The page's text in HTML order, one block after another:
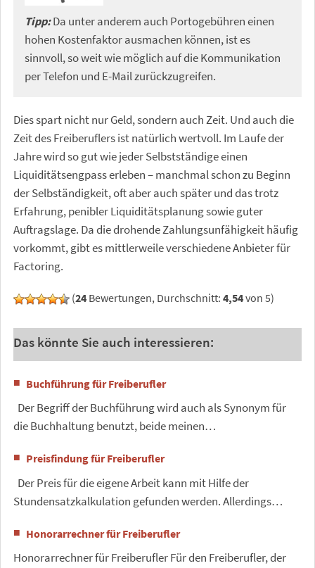
Tipp:Da unter anderem auch Portogebühren einen
hohen Kostenfaktor ausmachen können, ist es
sinnvoll, so weit wie möglich auf die Kommunikation
per Telefon und E-Mail zurückzugreifen.
Dies spart nicht nur Geld, sondern auch Zeit. Und auch die
Zeit des Freiberuflers ist natürlich wertvoll. Im Laufe der
Jahre wird so gut wie jeder Selbstständige einen
Liquiditätsengpass erleben – manchmal schon zu Beginn
der Selbständigkeit, oft aber auch später und das trotz
Erfahrung, penibler Liquiditätsplanung sowie guter
Auftragslage. Da die drohende Zahlungsunfähigkeit häufig
vorkommt, gibt es mittlerweile verschiedene Anbieter für
Factoring.
(24 Bewertungen, Durchschnitt: 4,54von 5)
Das könnte Sie auch interessieren:
Buchführung für Freiberufler
Der Begriff der Buchführung wird auch als Synonym für
die Buchhaltung benutzt, beide meinen…
Preisfindung für Freiberufler
Der Preis für die eigene Arbeit kann mit Hilfe der
Stundensatzkalkulation gefunden werden. Allerdings…
Honorarrechner für Freiberufler
Honorarrechner für Freiberufler Für den Freiberufler, der